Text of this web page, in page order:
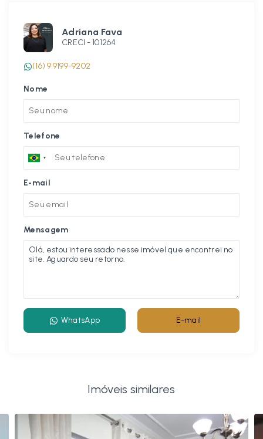
Adriana Fava
CRECI - 101264
(16) 9 9199-9202
Nome
Telefone
E-mail
Mensagem
WhatsApp E-mail
Imóveis similares